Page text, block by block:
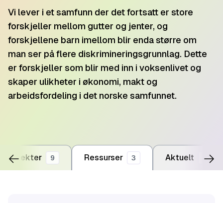
Vi lever i et samfunn der det fortsatt er store
forskjeller mellom gutter og jenter, og
forskjellene barn imellom blir enda større om
man ser på flere diskrimineringsgrunnlag. Dette
er forskjeller som blir med inn i voksenlivet og
skaper ulikheter i økonomi, makt og
arbeidsfordeling i det norske samfunnet.
Prosjekter 9 Ressurser 3 Aktuelt 23